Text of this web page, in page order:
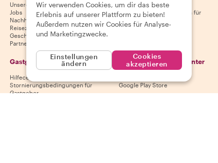
Unsere Geschichte
Jobs
Nachhaltigkeit
Reiseziele
Geschenkgutscheine
Partnerschaften
Hilfecenter für Gäste
Stornierungsbedingungen für
AGB für Gäste
Gastgeber
Hilfecenter für Gastgeber
Stornierungsbedingungen für
Gastgeber
Lade unsere App herunter
Google Play Store
Wir verwenden Cookies, um dir das beste
Erlebnis auf unserer Plattform zu bieten!
Außerdem nutzen wir Cookies für Analyse-
und Marketingzwecke.
Einstellungen
ändern
Cookies
akzeptieren